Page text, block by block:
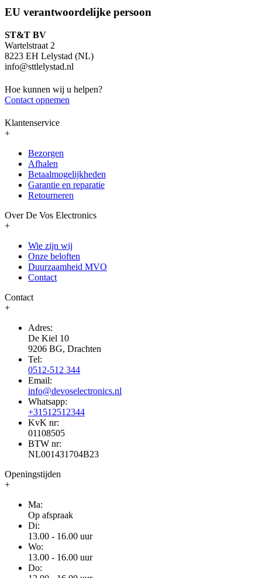
EU verantwoordelijke persoon
ST&T BV
Wartelstraat 2
8223 EH Lelystad (NL)
info@sttlelystad.nl
Hoe kunnen wij u helpen?
Contact opnemen
Klantenservice
+
Bezorgen
Afhalen
Betaalmogelijkheden
Garantie en reparatie
Retourneren
Over De Vos Electronics
+
Wie zijn wij
Onze beloften
Duurzaamheid MVO
Contact
Contact
+
Adres:
De Kiel 10
9206 BG, Drachten
Tel:
0512-512 344
Email:
info@devoselectronics.nl
Whatsapp:
+31512512344
KvK nr:
01108505
BTW nr:
NL001431704B23
Openingstijden
+
Ma:
Op afspraak
Di:
13.00 - 16.00 uur
Wo:
13.00 - 16.00 uur
Do: